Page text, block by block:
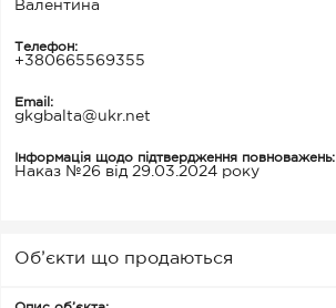
Валентина
Телефон:
+380665569355
Email:
gkgbalta@ukr.net
Інформація щодо підтвердження повноважень:
Наказ №26 від 29.03.2024 року
Об’єкти що продаються